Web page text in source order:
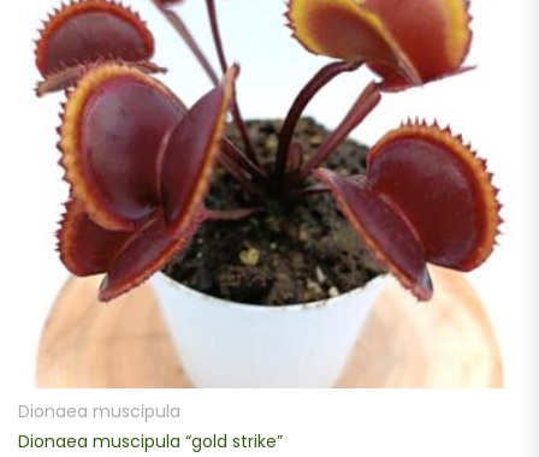
Dionaea muscipula
Dionaea muscipula “gold strike”